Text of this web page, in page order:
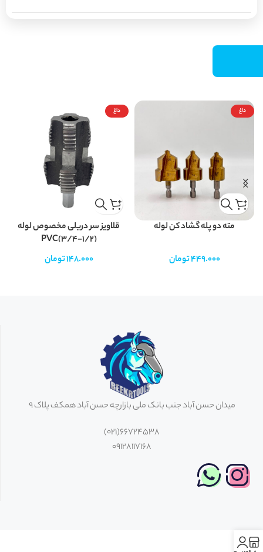
داغ
مته دو پله گشاد کن لوله
449.000تومان
داغ
قلاویز سر دریلی مخصوص لوله
PVC(3/4-1/2)
148.000تومان
میدان حسن آباد جنب بانک ملی بازارچه حسن آباد همکف پلاک 9
66724538(021)
09128117168